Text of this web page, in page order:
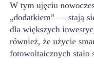
W tym ujęciu
„dodatkiem” — stają
dla większych
również, że użycie
fotowoltaicznych stało